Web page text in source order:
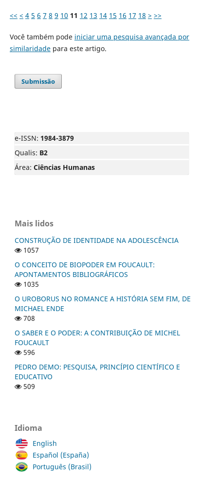
<< < 4 5 6 7 8 9 10 11 12 13 14 15 16 17 18 > >>
Você também pode iniciar uma pesquisa avançada por
similaridadepara este artigo.
Submissão
e-ISSN: 1984-3879
Qualis: B2
Área: Ciências Humanas
Mais lidos
CONSTRUÇÃO DE IDENTIDADE NA ADOLESCÊNCIA
1057
O CONCEITO DE BIOPODER EM FOUCAULT:
APONTAMENTOS BIBLIOGRÁFICOS
1035
O UROBORUS NO ROMANCE A HISTÓRIA SEM FIM, DE
MICHAEL ENDE
708
O SABER E O PODER: A CONTRIBUIÇÃO DE MICHEL
FOUCAULT
596
PEDRO DEMO: PESQUISA, PRINCÍPIO CIENTÍFICO E
EDUCATIVO
509
Idioma
English
Español (España)
Português (Brasil)